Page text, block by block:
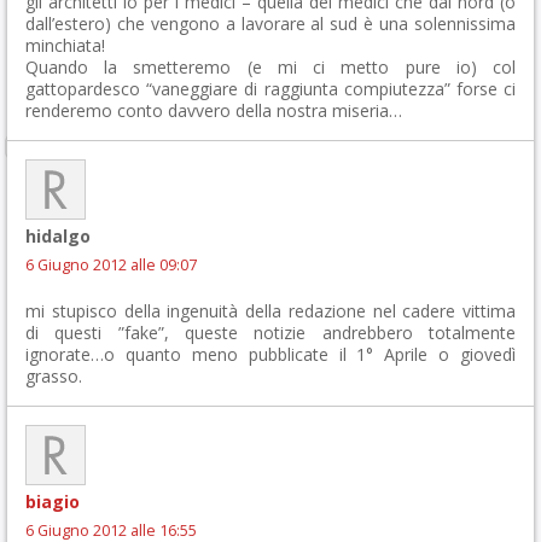
dall’estero) che vengono a lavorare al sud è una solennissima
minchiata!
Quando la smetteremo (e mi ci metto pure io) col
gattopardesco “vaneggiare di raggiunta compiutezza” forse ci
renderemo conto davvero della nostra miseria…
hidalgo
6 Giugno 2012 alle 09:07
mi stupisco della ingenuità della redazione nel cadere vittima
di questi ”fake”, queste notizie andrebbero totalmente
ignorate…o quanto meno pubblicate il 1° Aprile o giovedì
grasso.
biagio
6 Giugno 2012 alle 16:55